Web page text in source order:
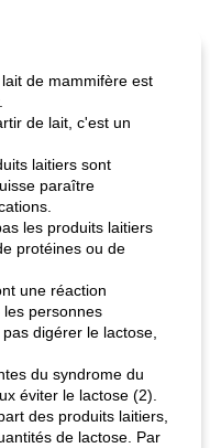
et volaille
jopp joes
de mammifère est
de lait, c'est un
laitiers sont
paraître
les produits laitiers
protéines ou de
une réaction
personnes
digérer le lactose,
du syndrome du
éviter le lactose (2).
des produits laitiers,
de lactose. Par